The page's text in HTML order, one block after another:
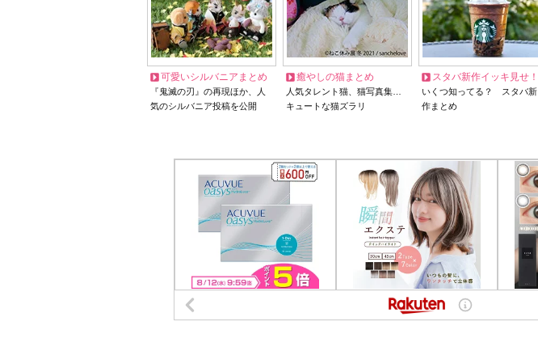
可愛いシルバニアまとめ
『鬼滅の刃』の再現ほか、人
気のシルバニア投稿を公開
癒やしの猫まとめ
人気タレント猫、猫写真集…
キュートな猫ズラリ
スタバ新作イッキ見せ！
いくつ知ってる？ スタバ新
作まとめ